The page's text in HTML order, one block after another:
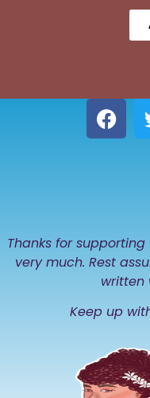
Thanks for
very much. Rest
written
Keep up